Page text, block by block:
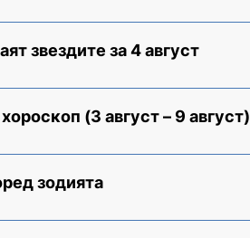
звездите за 4 август
(3 август – 9 август)
зодията